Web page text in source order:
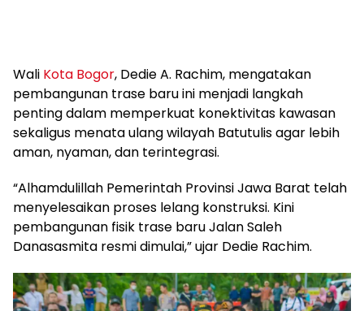
Wali Kota Bogor, Dedie A. Rachim, mengatakan
pembangunan trase baru ini menjadi langkah
penting dalam memperkuat konektivitas kawasan
sekaligus menata ulang wilayah Batutulis agar lebih
aman, nyaman, dan terintegrasi.
“Alhamdulillah Pemerintah Provinsi Jawa Barat telah
menyelesaikan proses lelang konstruksi. Kini
pembangunan fisik trase baru Jalan Saleh
Danasasmita resmi dimulai,” ujar Dedie Rachim.